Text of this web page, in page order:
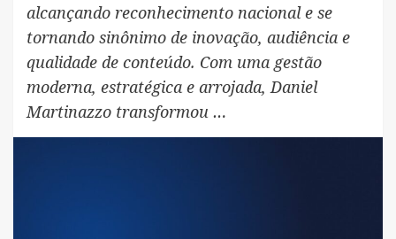
alcançando reconhecimento nacional e se
tornando sinônimo de inovação, audiência e
qualidade de conteúdo. Com uma gestão
moderna, estratégica e arrojada, Daniel
Martinazzo transformou …